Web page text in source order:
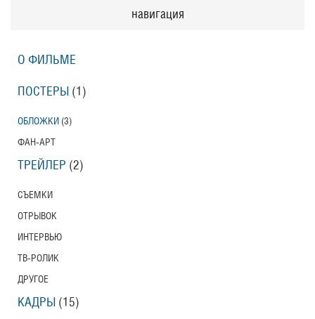
навигация
О ФИЛЬМЕ
ПОСТЕРЫ (1)
ОБЛОЖКИ (3)
ФАН-АРТ
ТРЕЙЛЕР (2)
СЪЕМКИ
ОТРЫВОК
ИНТЕРВЬЮ
ТВ-РОЛИК
ДРУГОЕ
КАДРЫ (15)